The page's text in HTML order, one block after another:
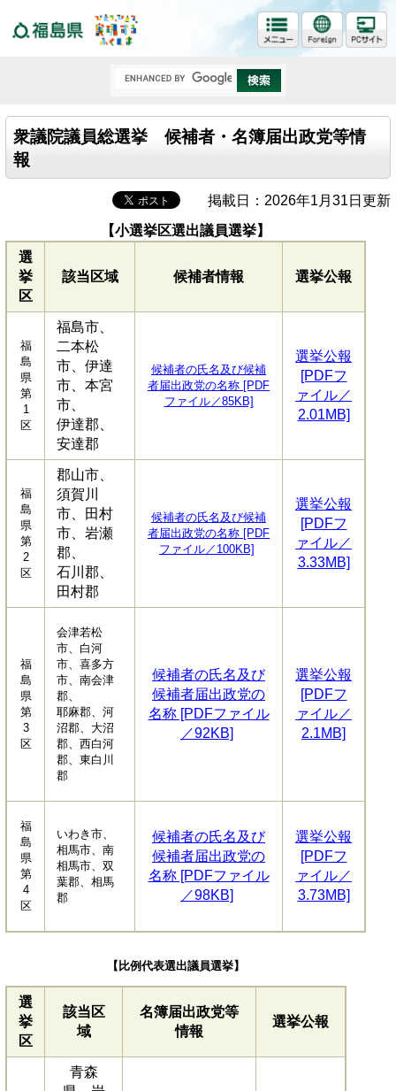
衆議院議員総選挙 候補者・名簿届出政党等情
報
掲載日：2026年1月31日更新
【小選挙区選出議員選挙】
選
挙
区
該当区域 候補者情報 選挙公報
福
島
県
第
1
区
福島市、
二本松
市、伊達
市、本宮
市、
伊達郡、
安達郡
候補者の氏名及び候補
者届出政党の名称 [PDF
ファイル／85KB]
選挙公報
[PDFフ
ァイル／
2.01MB]
福
島
県
第
2
区
郡山市、
須賀川
市、田村
市、岩瀬
郡、
石川郡、
田村郡
候補者の氏名及び候補
者届出政党の名称 [PDF
ファイル／100KB]
選挙公報
[PDFフ
ァイル／
3.33MB]
福
島
県
第
3
区
会津若松
市、白河
市、喜多方
市、南会津
郡、
耶麻郡、河
沼郡、大沼
郡、西白河
郡、東白川
郡
候補者の氏名及び
候補者届出政党の
名称 [PDFファイル
／92KB]
選挙公報
[PDFフ
ァイル／
2.1MB]
福
島
県
第
4
区
いわき市、
相馬市、南
相馬市、双
葉郡、相馬
郡
候補者の氏名及び
候補者届出政党の
名称 [PDFファイル
／98KB]
選挙公報
[PDFフ
ァイル／
3.73MB]
【比例代表選出議員選挙】
選
挙
区
該当区
域
名簿届出政党等
情報
選挙公報
青森